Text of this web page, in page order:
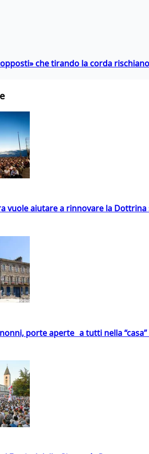
che tirando la corda
vuole aiutare a rinnovare la Dottrina
porte aperte a tutti nella